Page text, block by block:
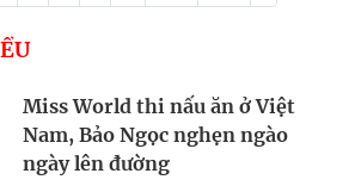
Miss World thi nấu ăn ở Việt
Nam, Bảo Ngọc nghẹn ngào
ngày lên đường